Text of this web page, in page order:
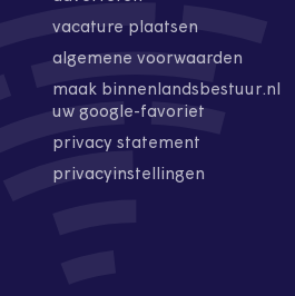
vacature plaatsen
algemene voorwaarden
maak binnenlandsbestuur.nl
uw google-favoriet
privacy statement
privacyinstellingen